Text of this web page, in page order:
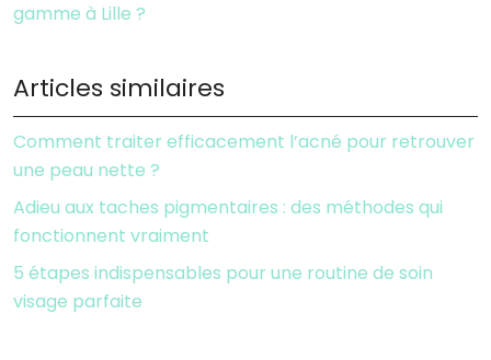
gamme à Lille ?
Articles similaires
Comment traiter efficacement l’acné pour retrouver
une peau nette ?
Adieu aux taches pigmentaires : des méthodes qui
fonctionnent vraiment
5 étapes indispensables pour une routine de soin
visage parfaite